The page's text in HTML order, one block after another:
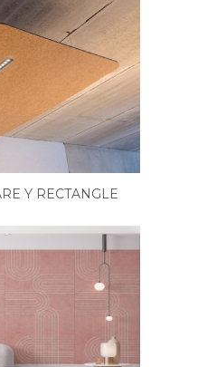
Y RECTANGLE